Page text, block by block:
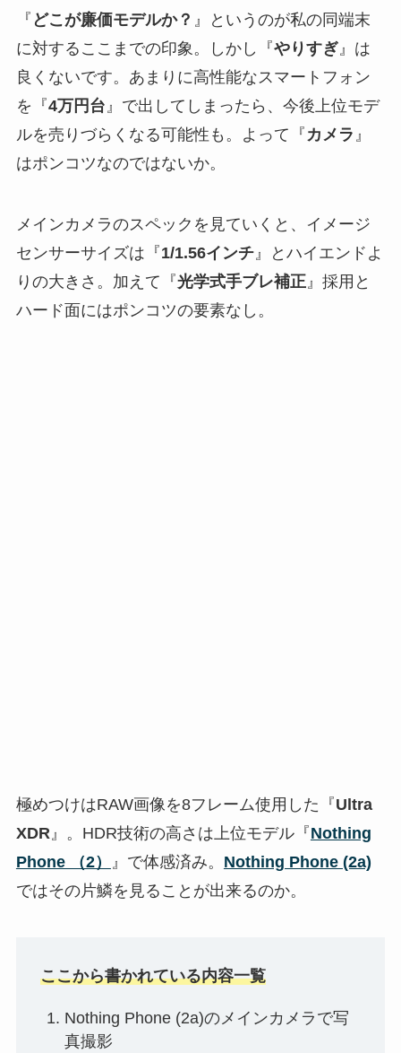
『 どこが廉価モデルか？ 』というのが私の同端末
に対するここまでの印象。しかし『やりすぎ』は
良くないです。あまりに高性能なスマートフォン
を『4万円台 』で出してしまったら、今後上位モデ
ルを売りづらくなる可能性も。よって『 カメラ 』
はポンコツなのではないか。
メインカメラのスペックを見ていくと、イメージ
センサーサイズは『1/1.56インチ』とハイエンドよ
りの大きさ。加えて『光学式手ブレ補正』採用と
ハード面にはポンコツの要素なし。
極めつけはRAW画像を8フレーム使用した『Ultra
XDR』。HDR技術の高さは上位モデル『Nothing
Phone （2）
』で体感済み。 Nothing Phone (2a)
ではその片鱗を見ることが出来るのか。
ここから書かれている内容一覧
Nothing Phone (2a)のメインカメラで写
真撮影